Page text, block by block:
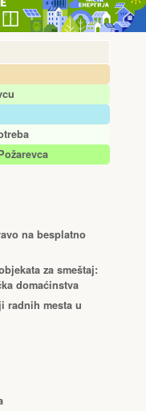
na besplatno
za smeštaj:
domaćinstva
radnih mesta u